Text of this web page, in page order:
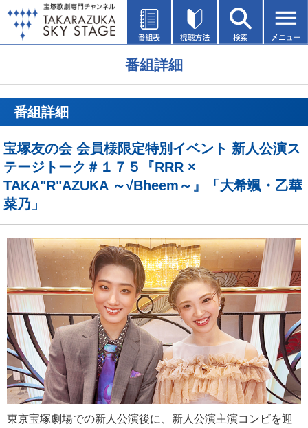
番組詳細
番組詳細
宝塚友の会 会員様限定特別イベント 新人公演ス
テージトーク＃１７５『RRR ×
TAKA"R"AZUKA ～√Bheem～』「大希颯・乙華
菜乃」
東京宝塚劇場での新人公演後に、新人公演主演コンビを迎